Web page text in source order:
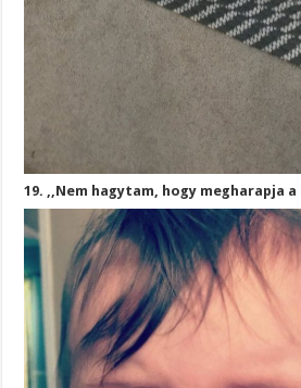
19. ,,Nem hagytam, hogy megharapja